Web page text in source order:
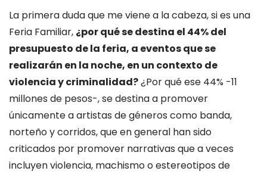
La primera duda que me viene a la cabeza, si es una
Feria Familiar, ¿por qué se destina el 44% del
presupuesto de la feria, a eventos que se
realizarán en la noche, en un contexto de
violencia y criminalidad?¿Por qué ese 44% -11
millones de pesos-, se destina a promover
únicamente a artistas de géneros como banda,
norteño y corridos, que en general han sido
criticados por promover narrativas que a veces
incluyen violencia, machismo o estereotipos de